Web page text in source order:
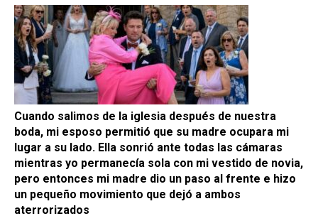
Cuando salimos de la iglesia después de nuestra
boda, mi esposo permitió que su madre ocupara mi
lugar a su lado. Ella sonrió ante todas las cámaras
mientras yo permanecía sola con mi vestido de novia,
pero entonces mi madre dio un paso al frente e hizo
un pequeño movimiento que dejó a ambos
aterrorizados